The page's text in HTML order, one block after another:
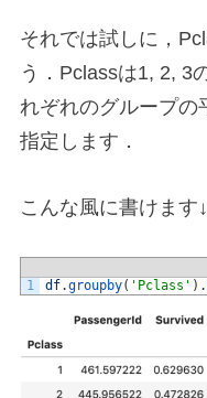
それでは試しに，
う．Pclassは1, 2, 3
れぞれのグループの
指定します．
こんな風に書けます↓
1
df.groupby( 'Pclass' ) .